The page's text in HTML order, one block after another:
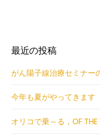
最近の投稿
がん陽子線治療セミナー
今年も夏がやってきます
オリコで乗～る，OF THE